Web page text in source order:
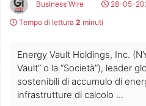
Business Wire
28-05-
Tempo di lettura 2 minuti
Energy Vault Holdings, Inc.
Vault” o la “Società”), leader
sostenibili di accumulo di
infrastrutture di calcolo ...